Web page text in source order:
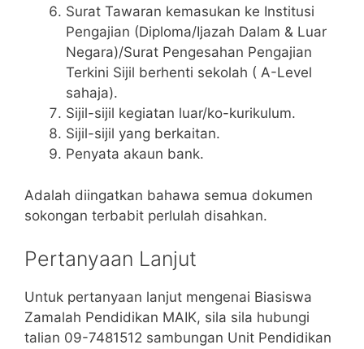
Surat Tawaran kemasukan ke Institusi
Pengajian (Diploma/Ijazah Dalam & Luar
Negara)/Surat Pengesahan Pengajian
Terkini Sijil berhenti sekolah ( A-Level
sahaja).
Sijil-sijil kegiatan luar/ko-kurikulum.
Sijil-sijil yang berkaitan.
Penyata akaun bank.
Adalah diingatkan bahawa semua dokumen
sokongan terbabit perlulah disahkan.
Pertanyaan Lanjut
Untuk pertanyaan lanjut mengenai Biasiswa
Zamalah Pendidikan MAIK, sila sila hubungi
talian 09-7481512 sambungan Unit Pendidikan